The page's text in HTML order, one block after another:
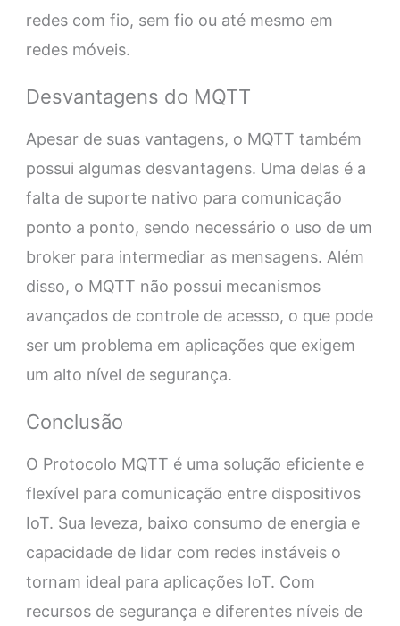
redes com fio, sem fio ou até mesmo em
redes móveis.
Desvantagens do MQTT
Apesar de suas vantagens, o MQTT também
possui algumas desvantagens. Uma delas é a
falta de suporte nativo para comunicação
ponto a ponto, sendo necessário o uso de um
broker para intermediar as mensagens. Além
disso, o MQTT não possui mecanismos
avançados de controle de acesso, o que pode
ser um problema em aplicações que exigem
um alto nível de segurança.
Conclusão
O Protocolo MQTT é uma solução eficiente e
flexível para comunicação entre dispositivos
IoT. Sua leveza, baixo consumo de energia e
capacidade de lidar com redes instáveis o
tornam ideal para aplicações IoT. Com
recursos de segurança e diferentes níveis de